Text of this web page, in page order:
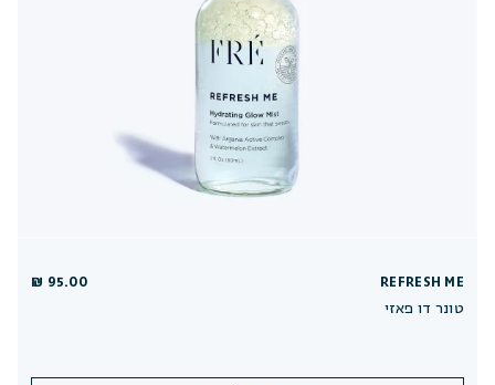
REFRESH ME
טונר דו פאזי
95.00 ₪